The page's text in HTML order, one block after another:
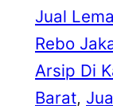
Jual
Rebo
Arsip Di
Barat,